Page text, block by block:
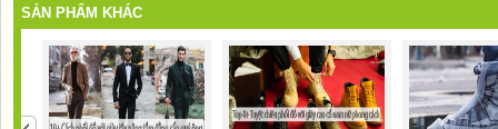
SẢN PHẨM KHÁC